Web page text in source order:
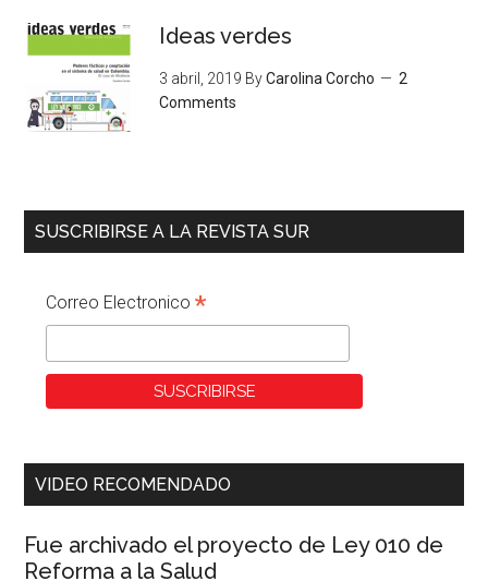
Ideas verdes
3 abril, 2019 ByCarolina Corcho
2
Comments
SUSCRIBIRSE A LA REVISTA SUR
Correo Electronico*
VIDEO RECOMENDADO
Fue archivado el proyecto de Ley 010 de
Reforma a la Salud